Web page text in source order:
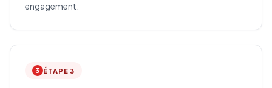
engagement.
3 ÉTAPE 3